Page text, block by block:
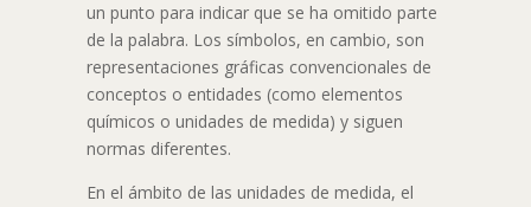
un punto para indicar que se ha omitido parte
de la palabra. Los símbolos, en cambio, son
representaciones gráficas convencionales de
conceptos o entidades (como elementos
químicos o unidades de medida) y siguen
normas diferentes.
En el ámbito de las unidades de medida, el